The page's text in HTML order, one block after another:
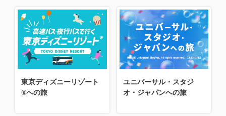
東京ディズニーリゾート
®への旅
ユニバーサル・スタジ
オ・ジャパンへの旅